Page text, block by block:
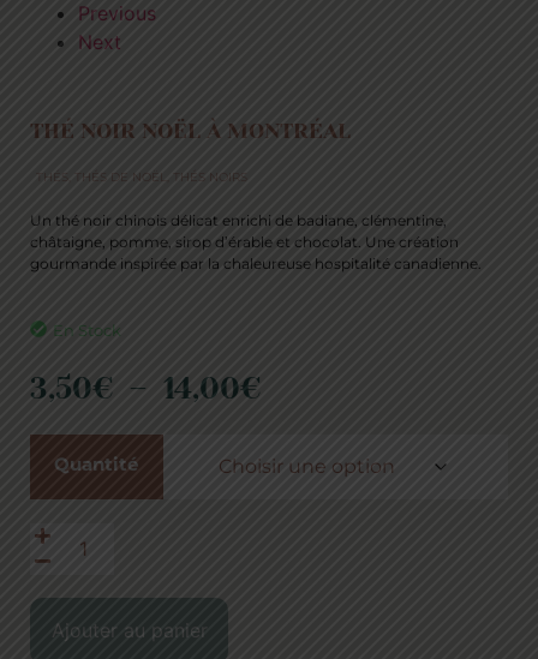
Previous
Next
THÉ NOIR NOËL À MONTRÉAL
THÉS THÉS DE NOËL THÉS NOIRS
Un thé noir chinois délicat enrichi de badiane, clémentine,
châtaigne, pomme, sirop d’érable et chocolat. Une création
gourmande inspirée par la chaleureuse hospitalité canadienne.
En Stock
3,50€ – 14,00€
Quantité
Ajouter au panier